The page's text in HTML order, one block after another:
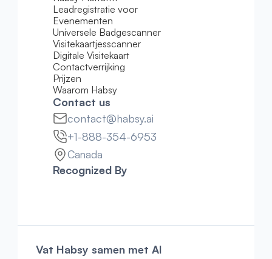
Leadregistratie voor
Evenementen
Universele Badgescanner
Visitekaartjesscanner
Digitale Visitekaart
Contactverrijking
Prijzen
Waarom Habsy
Contact us
contact@habsy.ai
+1-888-354-6953
Canada
Recognized By
Vat Habsy samen met AI